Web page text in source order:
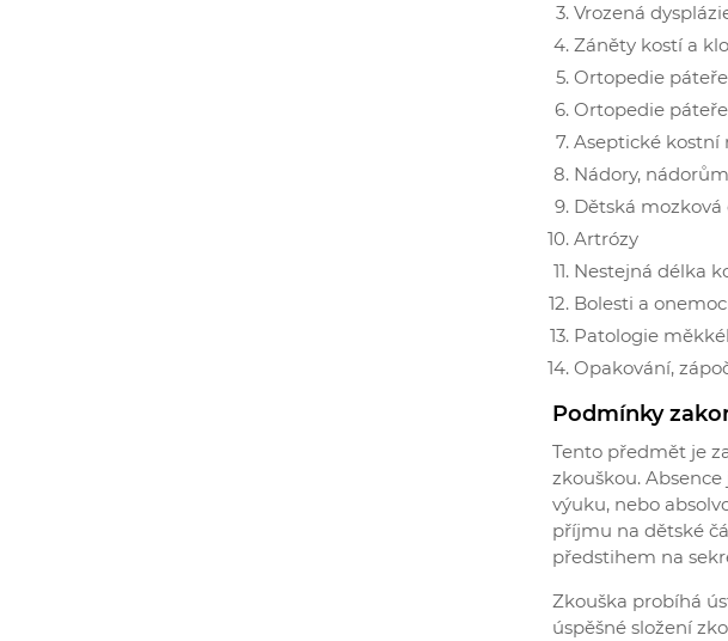
Vrozená
Záněty kostí a
Ortopedie páteře
Ortopedie
Aseptické kostní
Nádory,
Dětská mozková
Artrózy
Nestejná délka
Bolesti a
Patologie
Opakování,
Podmínky
Tento předmět je
zkouškou.
výuku, nebo
příjmu na dětské
předstihem na
Zkouška probíhá
úspěšné složení